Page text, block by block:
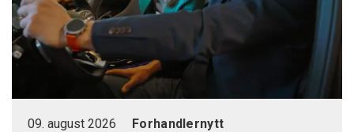
09. august 2026 Forhandlernytt